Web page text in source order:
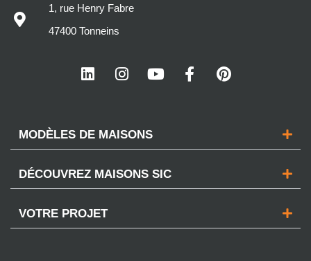
1, rue Henry Fabre
47400 Tonneins
MODÈLES DE MAISONS
DÉCOUVREZ MAISONS SIC
VOTRE PROJET